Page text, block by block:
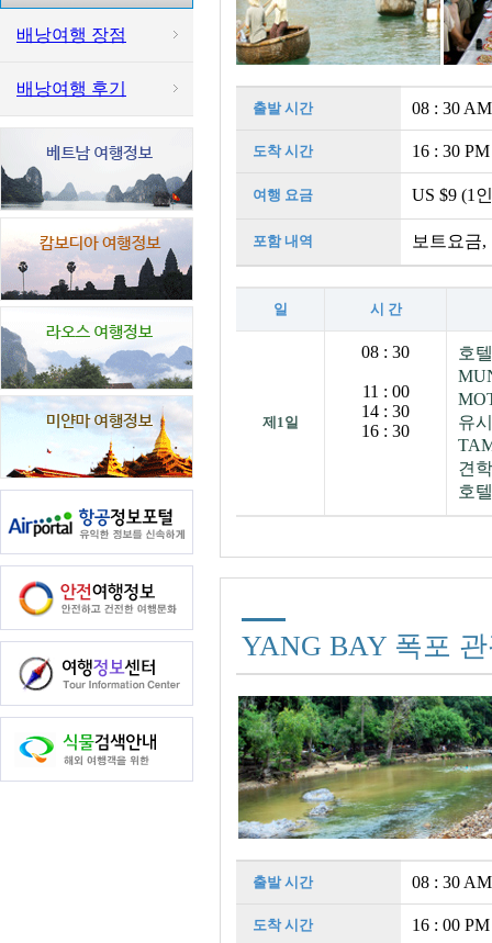
배낭여행 장점
배낭여행 후기
출발 시간 08 : 30 AM
도착 시간 16 : 30 PM
여행 요금 US $9 (1
포함 내역 보트요금,
일 시 간
제1일
08 : 30
11 : 00
14 : 30
16 : 30
호
유
견학
호
YANG BAY 폭포
출발 시간 08 : 30 AM
도착 시간 16 : 00 PM